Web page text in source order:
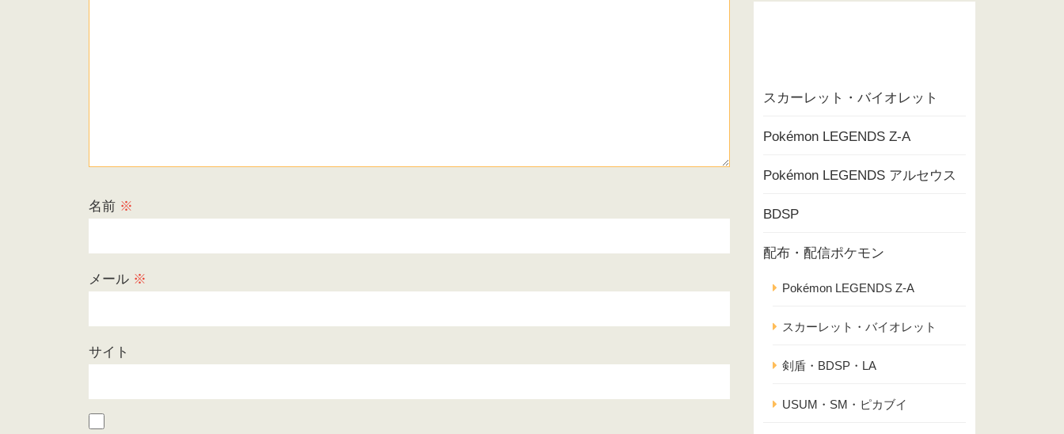
名前 ※
メール ※
サイト
スカーレット・バイオレット
Pokémon LEGENDS Z-A
Pokémon LEGENDS アルセウス
BDSP
配布・配信ポケモン
Pokémon LEGENDS Z-A
スカーレット・バイオレット
剣盾・BDSP・LA
USUM・SM・ピカブイ